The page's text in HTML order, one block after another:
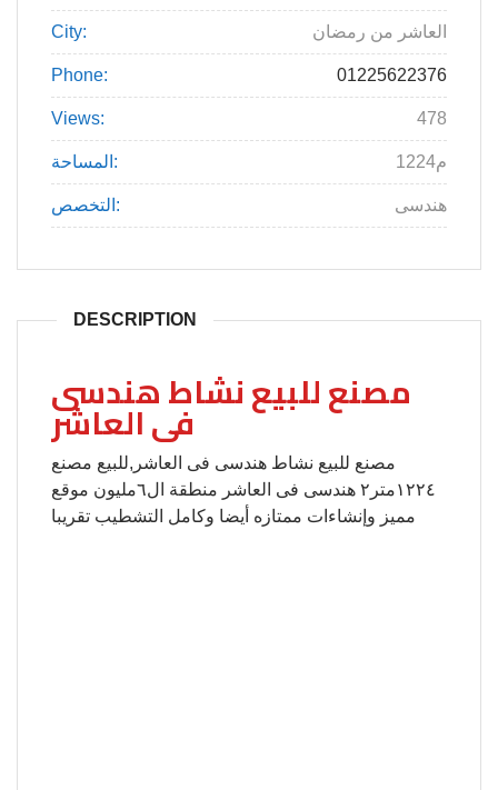
City: العاشر من رمضان
Phone: 01225622376
Views: 478
المساحة: 1224م
التخصص: هندسى
DESCRIPTION
مصنع للبيع نشاط هندسى
فى العاشر
مصنع للبيع نشاط هندسى فى العاشر,للبيع مصنع
١٢٢٤متر٢ هندسى فى العاشر منطقة ال٦مليون موقع
مميز وإنشاءات ممتازه أيضا وكامل التشطيب تقريبا